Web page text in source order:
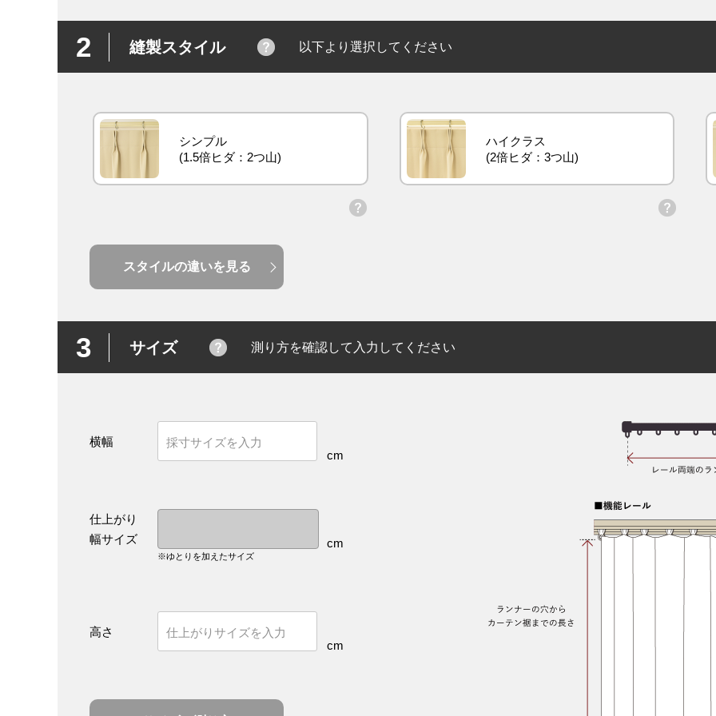
2 縫製スタイル 以下より選択してください
シンプル ハイクラス
スタイルの違いを見る
3 サイズ 測り方を確認して入力してください
横幅
cm
仕上がり
幅サイズ
cm
※ゆとりを加えたサイズ
高さ
cm